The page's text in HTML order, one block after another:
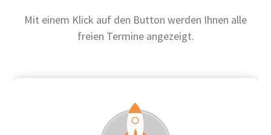
Mit einem Klick auf den Button werden Ihnen alle
freien Termine angezeigt.